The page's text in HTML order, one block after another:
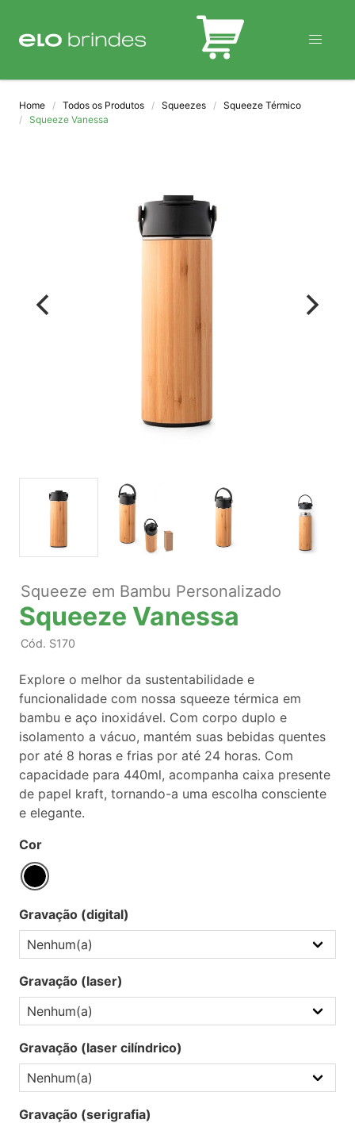
BLOG
Home Todos os Produtos Squeezes
Squeeze Térmico
Squeeze Vanessa
Squeeze em Bambu Personalizado
Squeeze Vanessa
Cód. S170
Explore o melhor da sustentabilidade e
funcionalidade com nossa squeeze térmica em
bambu e aço inoxidável. Com corpo duplo e
isolamento a vácuo, mantém suas bebidas quentes
por até 8 horas e frias por até 24 horas. Com
capacidade para 440ml, acompanha caixa presente
de papel kraft, tornando-a uma escolha consciente
e elegante.
Cor
Gravação (digital)
Gravação (laser)
Gravação (laser cilíndrico)
Gravação (serigrafia)